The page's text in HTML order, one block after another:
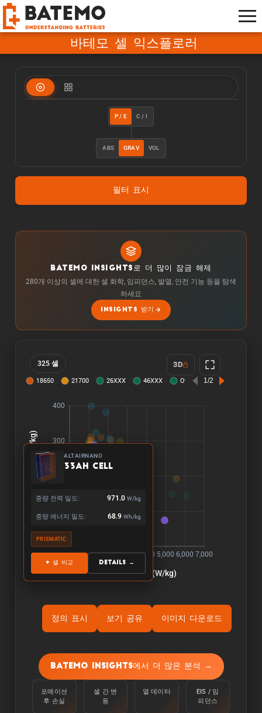
바테모 셀 익스플로러
P / E C / I
ABS GRAV VOL
필터 표시
BATEMO INSIGHTS로 더 많이 잠금 해제
280개 이상의 셀에 대한 셀 화학, 임피던스, 발열, 안전 기능 등을 탐색
하세요
INSIGHTS 받기
325 셀 3D
ALTAIRNANO
33Ah Cell
중량 전력 밀도: 971.0 W/kg
중량 에너지 밀도: 68.9 Wh/kg
PRISMATIC
+ 셀 비교 Details →
정의 표시 보기 공유 이미지 다운로드
용량은 주변 온도 25°C에서 100%에서 정전류
C/10으로 하한 전압에 도달할 때까지 셀을 방전
하여 측정합니다.
ýùÉÙäêýºÇ:
Batemo Insights에서 더 많은 분석 →
포메이션
후 손실
셀 간 변
동
열 데이터
EIS / 임
피던스